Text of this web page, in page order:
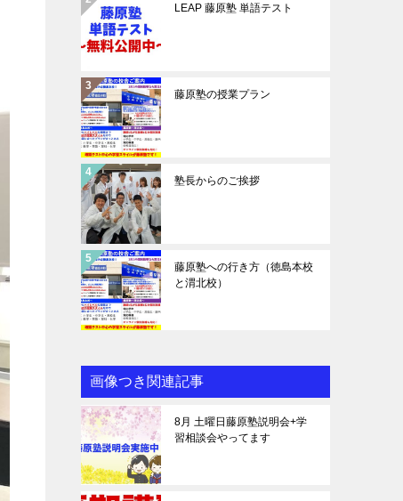
LEAP 藤原塾 単語テスト
藤原塾の授業プラン
塾長からのご挨拶
藤原塾への行き方（徳島本校
と渭北校）
画像つき関連記事
8月 土曜日藤原塾説明会+学
習相談会やってます